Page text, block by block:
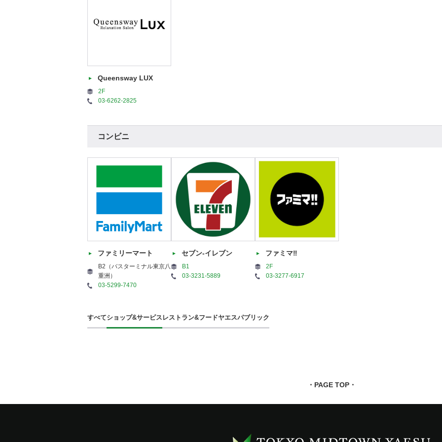
Queensway LUX
2F
03-6262-2825
コンビニ
ファミリーマート
B2（バスターミナル東京八
重洲）
03-5299-7470
セブン-イレブン
B1
03-3231-5889
ファミマ‼
2F
03-3277-6917
すべてショップ&サービス レストラン&フードヤエスパブリック
・PAGE TOP・